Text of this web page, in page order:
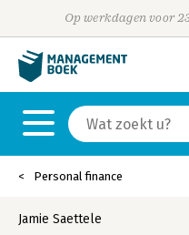
Op werkdagen voor
Personal finance
Jamie Saettele